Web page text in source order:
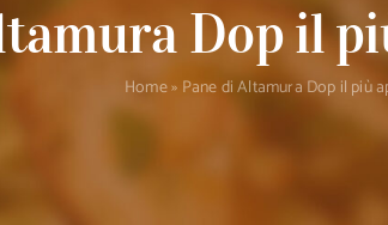
Dop il
Home» Pane di Altamura Dop il più